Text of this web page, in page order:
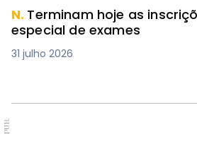
N. Terminam hoje as
especial de exames
31 julho 2026
PUB.